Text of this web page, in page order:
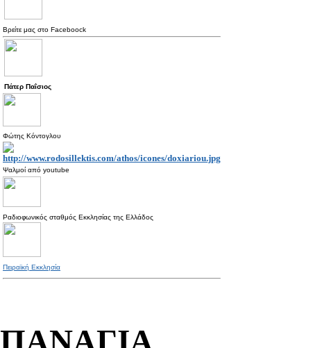
Βρείτε μας στο Faceboock
Πάτερ Παΐσιος
Φώτης Κόντογλου
Ψαλμοί από youtube
Ραδιοφωνικός σταθμός Εκκλησίας της Ελλάδος
Πειραϊκή Εκκλησία